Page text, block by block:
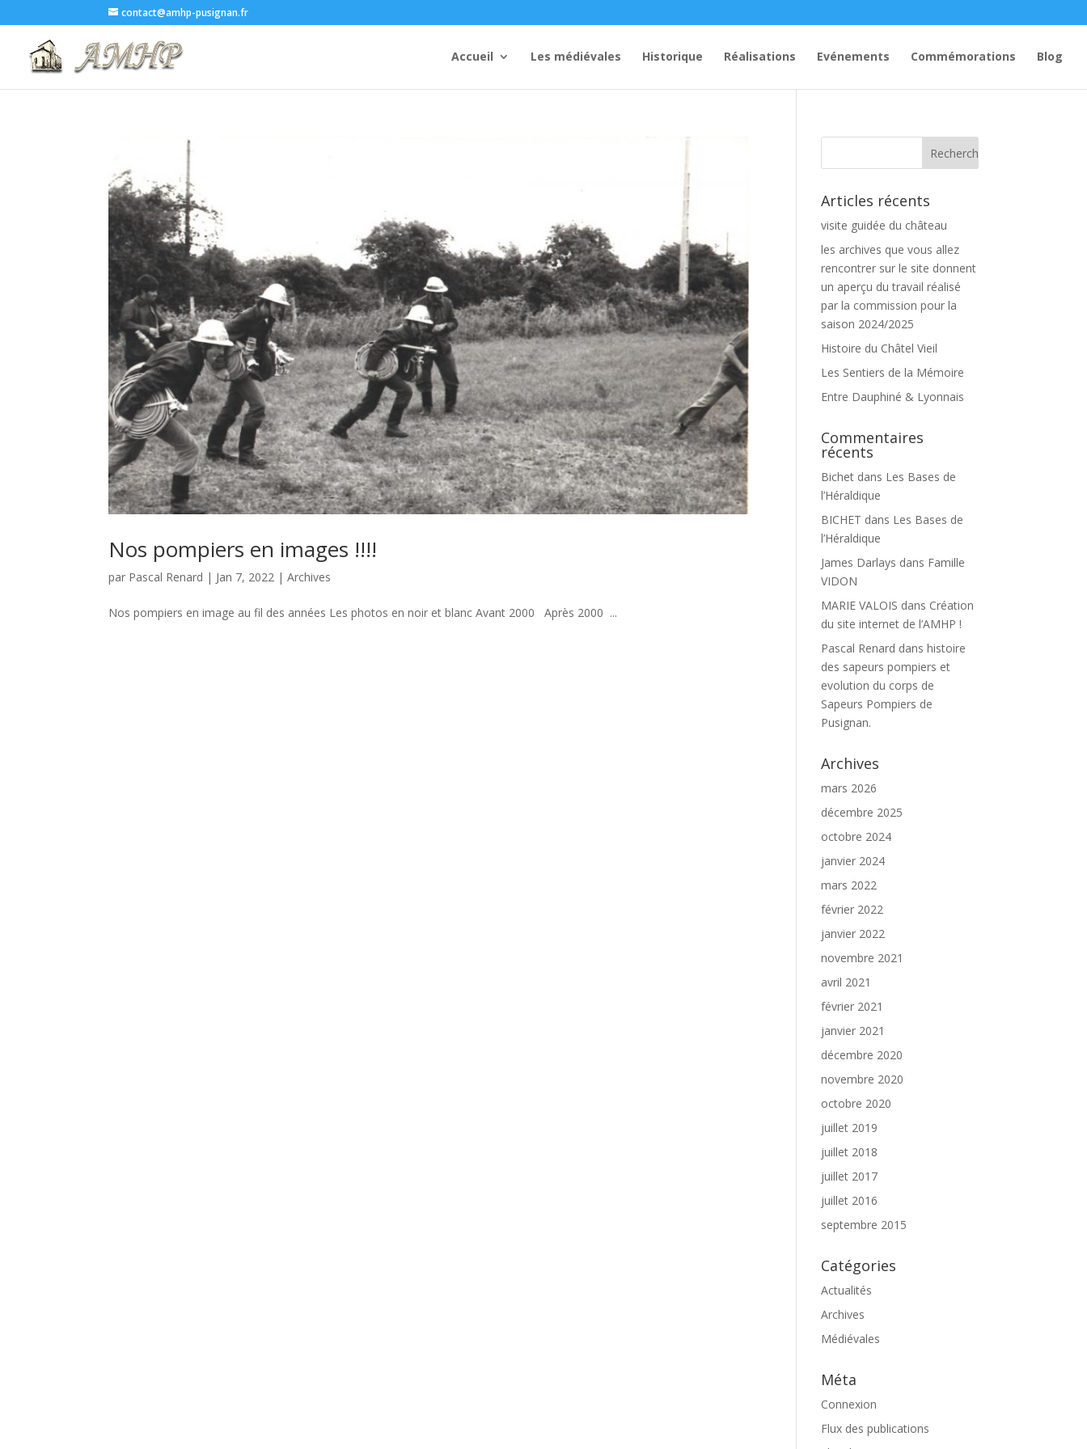
contact@amhp-pusignan.fr
Accueil Les médiévales Historique Réalisations Evénements Commémorations Blog
Nos pompiers en images !!!!
par Pascal Renard | Jan 7, 2022 |Archives
Nos pompiers en image au fil des années Les photos en noir et blanc Avant 2000 Après 2000 ...
Articles récents
visite guidée du château
les archives que vous allez
rencontrer sur le site donnent
un aperçu du travail réalisé
par la commission pour la
saison 2024/2025
Histoire du Châtel Vieil
Les Sentiers de la Mémoire
Entre Dauphiné & Lyonnais
Commentaires
récents
Bichet dans Les Bases de
l’Héraldique
BICHET dans Les Bases de
l’Héraldique
James Darlays dans Famille
VIDON
MARIE VALOIS dans Création
du site internet de l’AMHP !
Pascal Renard danshistoire
des sapeurs pompiers et
evolution du corps de
Sapeurs Pompiers de
Pusignan.
Archives
mars 2026
décembre 2025
octobre 2024
janvier 2024
mars 2022
février 2022
janvier 2022
novembre 2021
avril 2021
février 2021
janvier 2021
décembre 2020
novembre 2020
octobre 2020
juillet 2019
juillet 2018
juillet 2017
juillet 2016
septembre 2015
Catégories
Actualités
Archives
Médiévales
Méta
Connexion
Flux des publications